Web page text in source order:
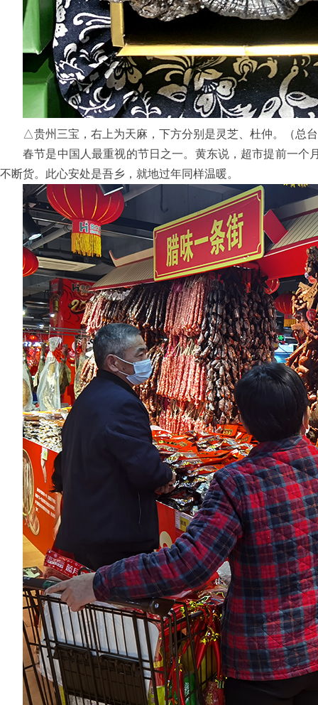
△贵州三宝，右上为天麻，下方分别是灵芝、杜仲。（总
春节是中国人最重视的节日之一。黄东说，超市提前一个
不断货。此心安处是吾乡，就地过年同样温暖。